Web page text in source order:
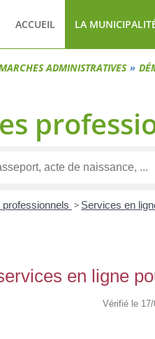
ACCUEIL LA
ADMINISTRATIVES
> Services en
en ligne
Vérifié le